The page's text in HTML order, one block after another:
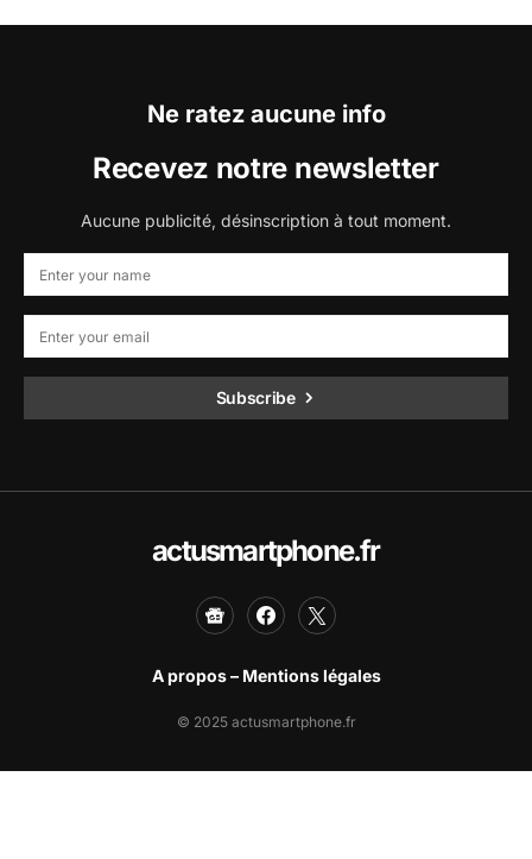
Ne ratez aucune info
Recevez notre newsletter
Aucune publicité, désinscription à tout moment.
Subscribe
actusmartphone.fr
A propos – Mentions légales
© 2025 actusmartphone.fr